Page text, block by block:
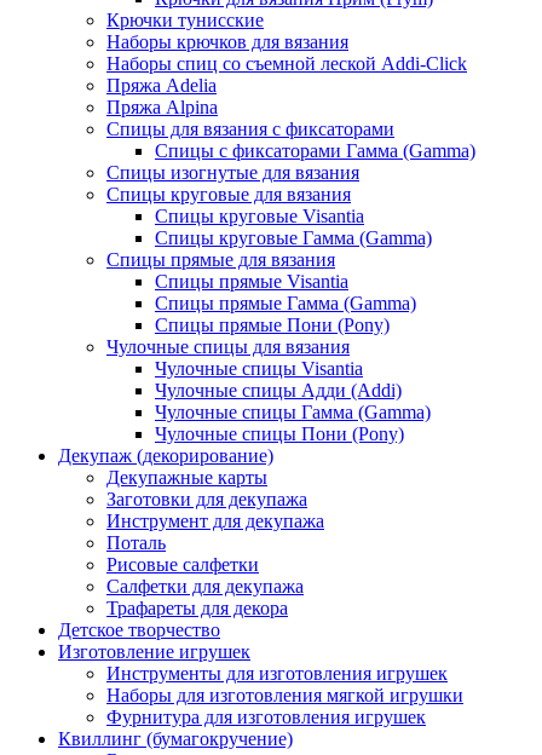
Крючки тунисские
Наборы крючков для вязания
Наборы спиц со съемной леской Addi-Click
Пряжа Adelia
Пряжа Alpina
Спицы для вязания с фиксаторами
Спицы с фиксаторами Гамма (Gamma)
Спицы изогнутые для вязания
Спицы круговые для вязания
Спицы круговые Visantia
Спицы круговые Гамма (Gamma)
Спицы прямые для вязания
Спицы прямые Visantia
Спицы прямые Гамма (Gamma)
Спицы прямые Пони (Pony)
Чулочные спицы для вязания
Чулочные спицы Visantia
Чулочные спицы Адди (Addi)
Чулочные спицы Гамма (Gamma)
Чулочные спицы Пони (Pony)
Декупаж (декорирование)
Декупажные карты
Заготовки для декупажа
Инструмент для декупажа
Поталь
Рисовые салфетки
Салфетки для декупажа
Трафареты для декора
Детское творчество
Изготовление игрушек
Инструменты для изготовления игрушек
Наборы для изготовления мягкой игрушки
Фурнитура для изготовления игрушек
Квиллинг (бумагокручение)